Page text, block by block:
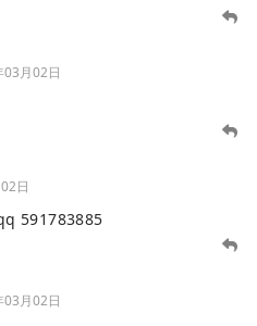
月02日
日
591783885
月02日